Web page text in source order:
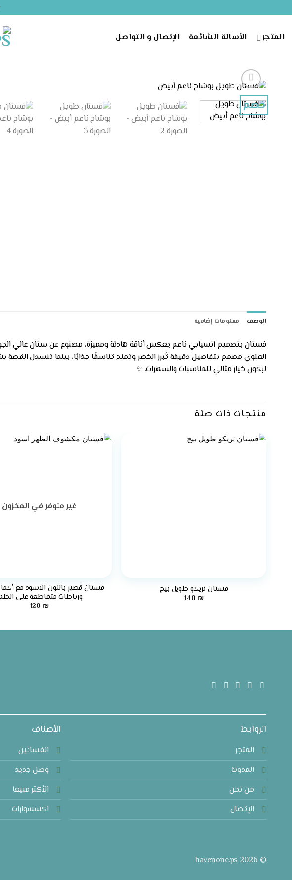
للمحتوى
المتجر الأسالة الشائعة الإتصال و التواصل
خصم
الوصف معلومات إضافية
فستان بتصميم انسيابي ناعم يعكس أناقة هادئة ومميزة، مصنوع من ستان عالي
العلوي مصمم بتفاصيل دقيقة تُبرز الخصر وتمنح تناسقًا جذابًا، بينما تنسدل
ليكون خيار مثالي للمناسبات والسهرات. ✨
منتجات ذات صلة
فستان تريكو طويل بيج
140 ₪
غير متوفر في المخزون
فستان قصير باللون الاسود مع
ورباطات متقاطعة على
120 ₪
الروابط
المتجر
المدونة
من نحن
الإتصال
الأصناف
الفساتين
وصل جديد
الأكثر مبيعا
اكسسوارات
© 2026 havenone.ps